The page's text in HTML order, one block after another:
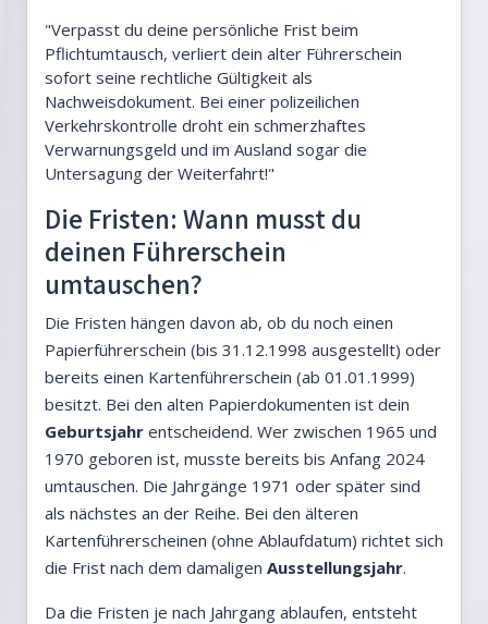
"Verpasst du deine persönliche Frist beim
Pflichtumtausch, verliert dein alter Führerschein
sofort seine rechtliche Gültigkeit als
Nachweisdokument. Bei einer polizeilichen
Verkehrskontrolle droht ein schmerzhaftes
Verwarnungsgeld und im Ausland sogar die
Untersagung der Weiterfahrt!"
Die Fristen: Wann musst du
deinen Führerschein
umtauschen?
Die Fristen hängen davon ab, ob du noch einen
Papierführerschein (bis 31.12.1998 ausgestellt) oder
bereits einen Kartenführerschein (ab 01.01.1999)
besitzt. Bei den alten Papierdokumenten ist dein
Geburtsjahr entscheidend. Wer zwischen 1965 und
1970 geboren ist, musste bereits bis Anfang 2024
umtauschen. Die Jahrgänge 1971 oder später sind
als nächstes an der Reihe. Bei den älteren
Kartenführerscheinen (ohne Ablaufdatum) richtet sich
die Frist nach dem damaligen Ausstellungsjahr.
Da die Fristen je nach Jahrgang ablaufen, entsteht